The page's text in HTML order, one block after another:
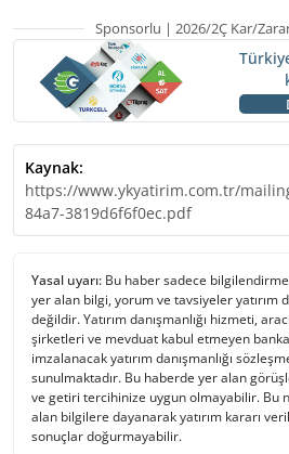
Sponsorlu | 2026/2Ç Kar/
Kaynak:
https://www.ykyatirim.com.tr/
84a7-3819d6f6f0ec.pdf
Yasal uyarı: Bu haber sadece bilgilendirme
yer alan bilgi, yorum ve tavsiyeler yatırım
değildir. Yatırım danışmanlığı hizmeti,
şirketleri ve mevduat kabul etmeyen
imzalanacak yatırım danışmanlığı
sunulmaktadır. Bu haberde yer alan
ve getiri tercihinize uygun olmayabilir. Bu
alan bilgilere dayanarak yatırım kararı
sonuçlar doğurmayabilir.